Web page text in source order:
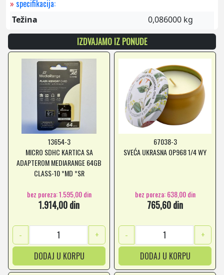
» specifikacija:
Težina 0,086000 kg
IZDVAJAMO IZ PONUDE
13654-3
MICRO SDHC KARTICA SA
ADAPTEROM MEDIARANGE 64GB
CLASS-10 *MD *SR
bez poreza: 1.595,00 din
1.914,00 din
-
+
DODAJ U KORPU
67038-3
SVEĆA UKRASNA OP968 1/4 WY
bez poreza: 638,00 din
765,60 din
-
+
DODAJ U KORPU